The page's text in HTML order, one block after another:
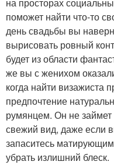
поможет найти что-то
день свадьбы вы
вырисовать ровный
будет из области
же вы с женихом
когда найти визажиста
предпочтение
румянцем. Он не
свежий вид, даже если
запаситесь
убрать излишний блеск.